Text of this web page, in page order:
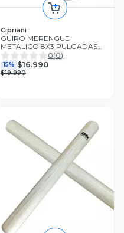
Cipriani
GUIRO MERENGUE
METALICO 8X3 PULGADAS
G38 CIPRIANI0(0)
15% $16.990
$19.990